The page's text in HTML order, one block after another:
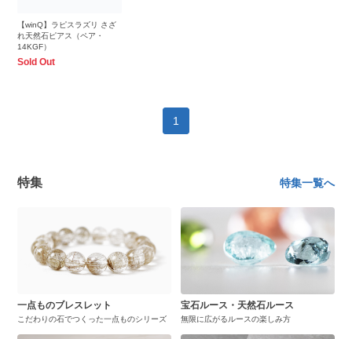
【winQ】ラピスラズリ さざ
れ天然石ピアス（ペア・
14KGF）
Sold Out
1
特集 特集一覧へ
一点ものブレスレット
こだわりの石でつくった一点ものシリーズ
宝石ルース・天然石ルース
無限に広がるルースの楽しみ方